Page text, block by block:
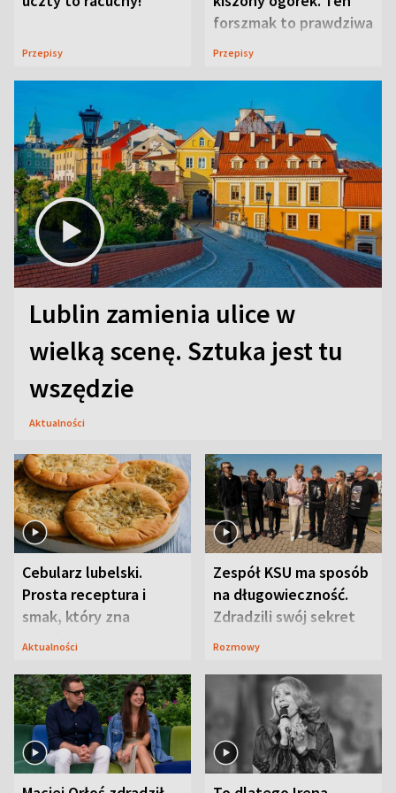
Przepisy
forszmak to prawdziwa
uczta
Przepisy
Lublin zamienia ulice w
wielką scenę. Sztuka jest tu
wszędzie
Aktualności
Cebularz lubelski.
Prosta receptura i
smak, który zna
Lubelszczyzna
Aktualności
Zespół KSU ma sposób
na długowieczność.
Zdradzili swój sekret
Rozmowy